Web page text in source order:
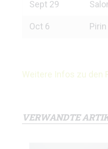
Sept 29
Oct 6
Weitere Infos zu den
VERWANDTE